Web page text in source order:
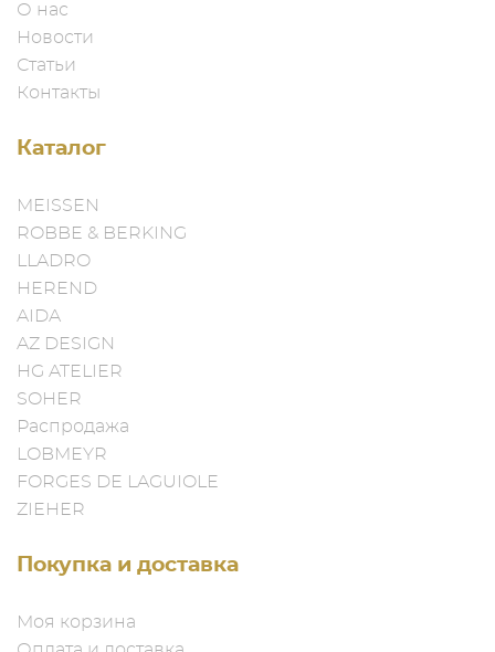
О нас
Новости
Статьи
Контакты
Каталог
MEISSEN
ROBBE & BERKING
LLADRO
HEREND
AIDA
AZ DESIGN
HG ATELIER
SOHER
Распродажа
LOBMEYR
FORGES DE LAGUIOLE
ZIEHER
Покупка и доставка
Моя корзина